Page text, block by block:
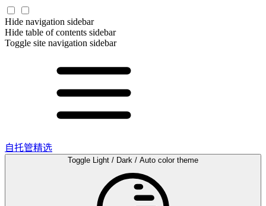
Hide navigation sidebar
Hide table of contents sidebar
Toggle site navigation sidebar
自托管精选
Toggle Light / Dark / Auto color theme